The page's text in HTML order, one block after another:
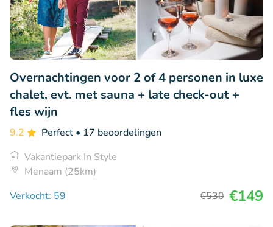
Overnachtingen voor 2 of 4 personen in luxe
chalet, evt. met sauna + late check-out +
fles wijn
9.2 Perfect • 17 beoordelingen
Vakantiepark In Style
Menaam (25km)
Verkocht: 59
€530 €149